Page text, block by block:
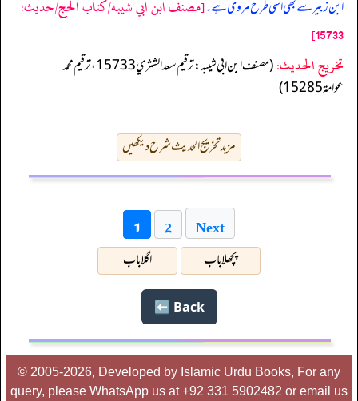
ابن زبیر سے بھی اسی طرح مروی ہے۔[مصنف ابن ابي شيبه/كتاب الحج/حدیث:
15733]
تخریج الحدیث:
(مصنف ابن ابي شيبه: ترقيم سعد الشثري 15733، ترقيم محمد
عوامة 15285)
مزید تخریج الحدیث شرح دیکھیں
1 2 Next
پچھلا باب اگلا باب
Back ⬅️
© 2005-2026, Developed by Islamic Urdu Books, For any
query, please WhatsApp us at +92 331 5902482 or email us